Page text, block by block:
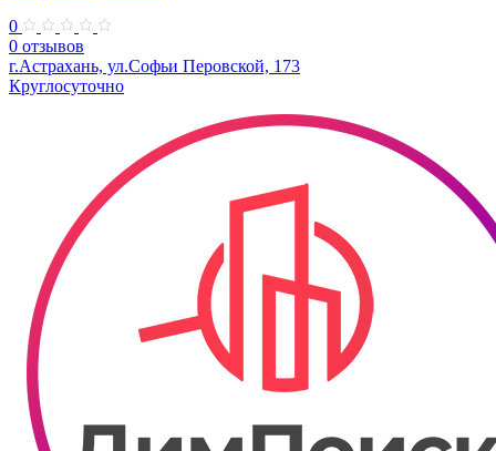
0
0 отзывов
г.Астрахань, ул.Софьи Перовской, 173
Круглосуточно